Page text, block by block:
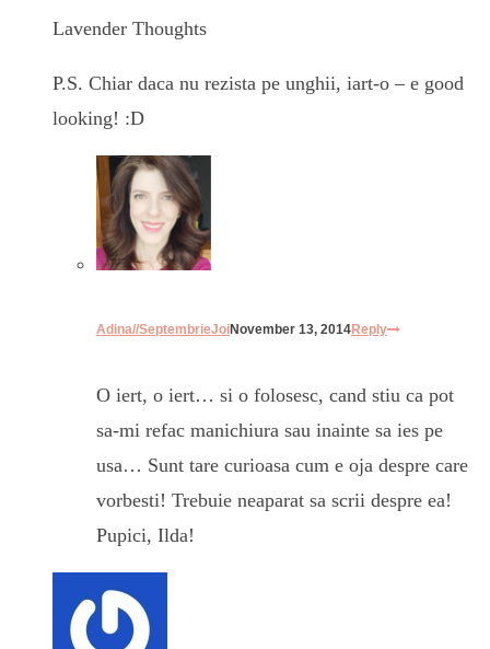
Lavender Thoughts
P.S. Chiar daca nu rezista pe unghii, iart-o – e good
looking! :D
Adina//SeptembrieJoiNovember 13, 2014Reply
O iert, o iert… si o folosesc, cand stiu ca pot
sa-mi refac manichiura sau inainte sa ies pe
usa… Sunt tare curioasa cum e oja despre care
vorbesti! Trebuie neaparat sa scrii despre ea!
Pupici, Ilda!